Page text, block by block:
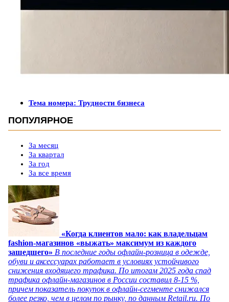
Тема номера: Трудности бизнеса
ПОПУЛЯРНОЕ
За месяц
За квартал
За год
За все время
«Когда клиентов мало: как владельцам
fashion-магазинов «выжать» максимум из каждого
зашедшего» В последние годы офлайн-розница в одежде,
обуви и аксессуарах работает в условиях устойчивого
снижения входящего трафика. По итогам 2025 года спад
трафика офлайн-магазинов в России составил 8-15 %,
причем показатель покупок в офлайн-сегменте снижался
более резко, чем в целом по рынку, по данным Retail.ru. По